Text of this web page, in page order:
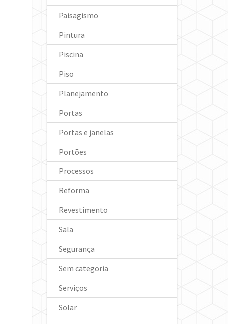
Paisagismo
Pintura
Piscina
Piso
Planejamento
Portas
Portas e janelas
Portões
Processos
Reforma
Revestimento
Sala
Segurança
Sem categoria
Serviços
Solar